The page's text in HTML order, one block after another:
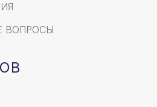
ВОПРОСЫ